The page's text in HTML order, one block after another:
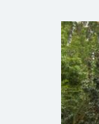
содержимому